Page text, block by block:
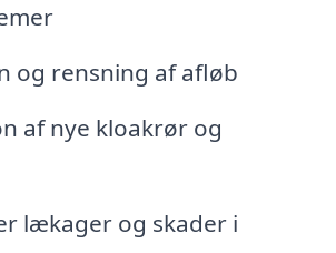
og rensning af afløb
af nye kloakrør og
lækager og skader i